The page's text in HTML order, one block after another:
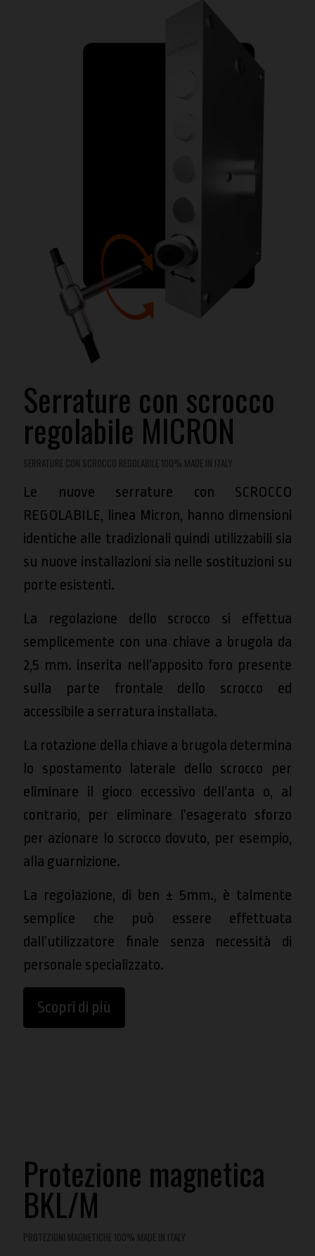
Serrature con scrocco
regolabile MICRON
SERRATURE CON SCROCCO REGOLABILE 100% MADE IN ITALY
Le nuove serrature con SCROCCO
REGOLABILE, linea Micron, hanno dimensioni
identiche alle tradizionali quindi utilizzabili sia
su nuove installazioni sia nelle sostituzioni su
porte esistenti.
La regolazione dello scrocco si effettua
semplicemente con una chiave a brugola da
2,5 mm. inserita nell’apposito foro presente
sulla parte frontale dello scrocco ed
accessibile a serratura installata.
La rotazione della chiave a brugola determina
lo spostamento laterale dello scrocco per
eliminare il gioco eccessivo dell’anta o, al
contrario, per eliminare l’esagerato sforzo
per azionare lo scrocco dovuto, per esempio,
alla guarnizione.
La regolazione, di ben ± 5mm., è talmente
semplice che può essere effettuata
dall’utilizzatore finale senza necessità di
personale specializzato.
Scopri di più
Protezione magnetica
BKL/M
PROTEZIONI MAGNETICHE 100% MADE IN ITALY